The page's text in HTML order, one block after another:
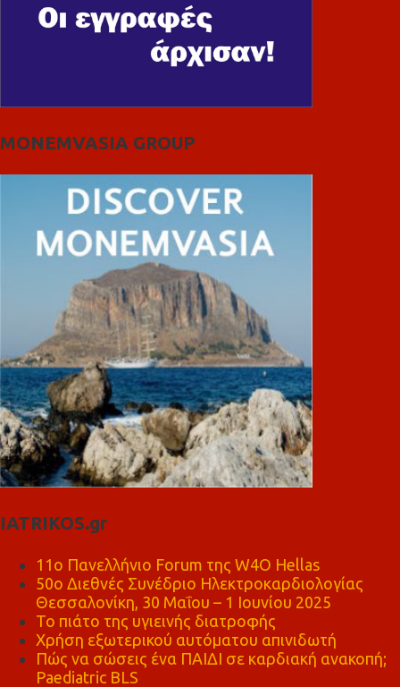
MONEMVASIA GROUP
IATRIKOS.gr
11ο Πανελλήνιο Forum της W4O Hellas
50ο Διεθνές Συνέδριο Ηλεκτροκαρδιολογίας
Θεσσαλονίκη, 30 Μαΐου – 1 Ιουνίου 2025
Το πιάτο της υγιεινής διατροφής
Χρήση εξωτερικού αυτόματου απινιδωτή
Πώς να σώσεις ένα ΠΑΙΔΙ σε καρδιακή ανακοπή;
Paediatric BLS